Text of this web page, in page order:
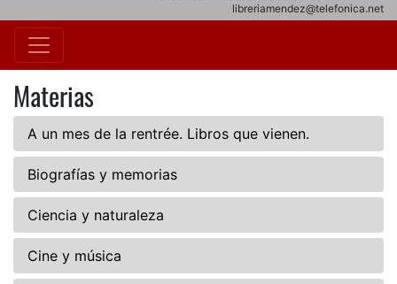
libreriamendez@telefonica.net
Materias
A un mes de la rentrée. Libros que vienen.
Biografías y memorias
Ciencia y naturaleza
Cine y música